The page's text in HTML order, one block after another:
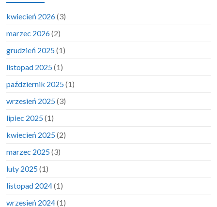
kwiecień 2026(3)
marzec 2026(2)
grudzień 2025(1)
listopad 2025(1)
październik 2025(1)
wrzesień 2025(3)
lipiec 2025(1)
kwiecień 2025(2)
marzec 2025(3)
luty 2025(1)
listopad 2024(1)
wrzesień 2024(1)